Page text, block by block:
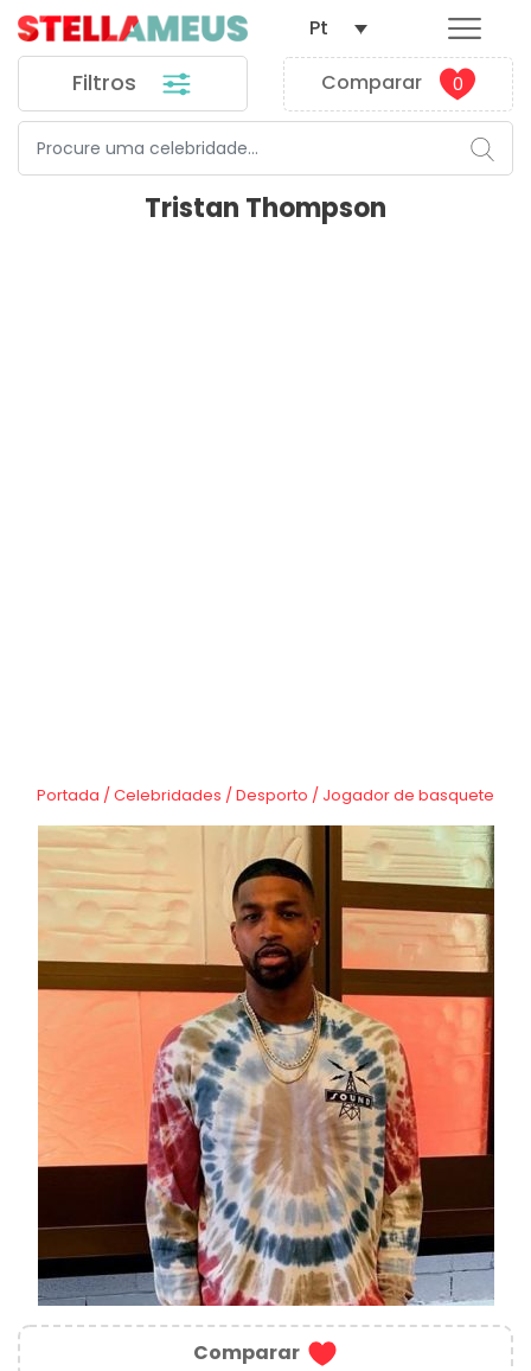
Filtros Comparar 0
Pt
Tristan Thompson
Portada /Celebridades /Desporto / Jogador de basquete
Comparar